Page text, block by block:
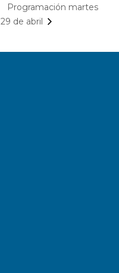
Programación martes
29 de abril